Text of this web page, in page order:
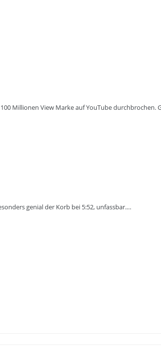
Millionen View Marke auf YouTube
genial der Korb bei 5:52, unfassbar.…